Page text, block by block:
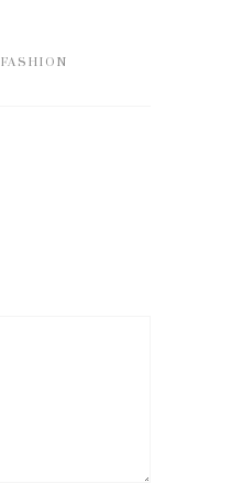
FASHION